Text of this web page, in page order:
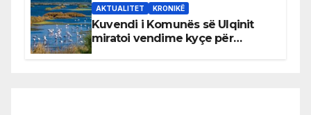
AKTUALITET KRONIKË
Kuvendi i Komunës së Ulqinit
miratoi vendime kyçe për